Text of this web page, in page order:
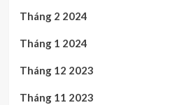
Tháng 2 2024
Tháng 1 2024
Tháng 12 2023
Tháng 11 2023